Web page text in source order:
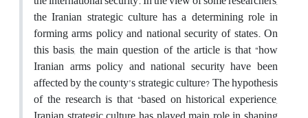
the Iranian strategic culture has a determining role in
forming arms policy and national security of states. On
this basis, the main question of the article is that “how
Iranian arms policy and national security have been
affected by the county’s strategic culture? The hypothesis
of the research is that “based on historical experience,